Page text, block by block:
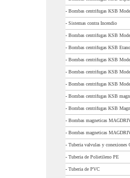
- Bombas centrifugas KSB
- Sistemas contra Incendio
- Bombas centrifugas KSB
- Bombas centrifugas KSB
- Bombas centrifugas KSB
- Bombas centrifugas KSB
- Bombas centrifugas KSB
- Bombas centrifugas KSB
- Bombas centrifugas KSB
- Bombas magneticas
- Bombas magneticas
- Tuberia valvulas y conexiones
- Tuberia de Polietileno PE
- Tuberia de PVC